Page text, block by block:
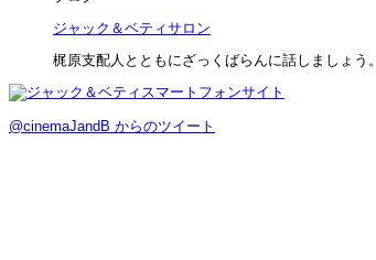
ジャック＆ベティサロン
梶原支配人とともにざっくばらんに話しましょう。
@cinemaJandB からのツイート